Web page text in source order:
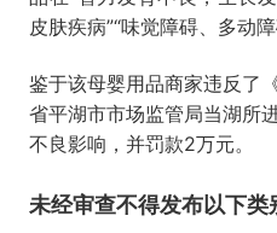
皮肤疾病”“味觉障碍、多动
鉴于该母婴用品商家违反了
省平湖市市场监管局当湖所
不良影响，并罚款2万元。
未经审查不得发布以下类